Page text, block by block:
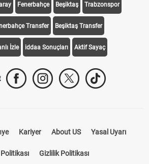
Fenerbahçe Beşiktaş Trabzonspor
Transfer Beşiktaş Transfer
İzle iddaa Sonuçları Aktif Sayaç
Kariyer About US Yasal Uyarı
Gizlilik Politikası